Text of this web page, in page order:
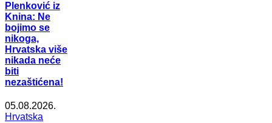
Plenković iz
Knina: Ne
bojimo se
nikoga,
Hrvatska više
nikada neće
biti
nezaštićena!
05.08.2026.
Hrvatska